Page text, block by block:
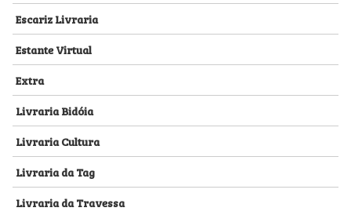
Escariz Livraria
Estante Virtual
Extra
Livraria Bidóia
Livraria Cultura
Livraria da Tag
Livraria da Travessa